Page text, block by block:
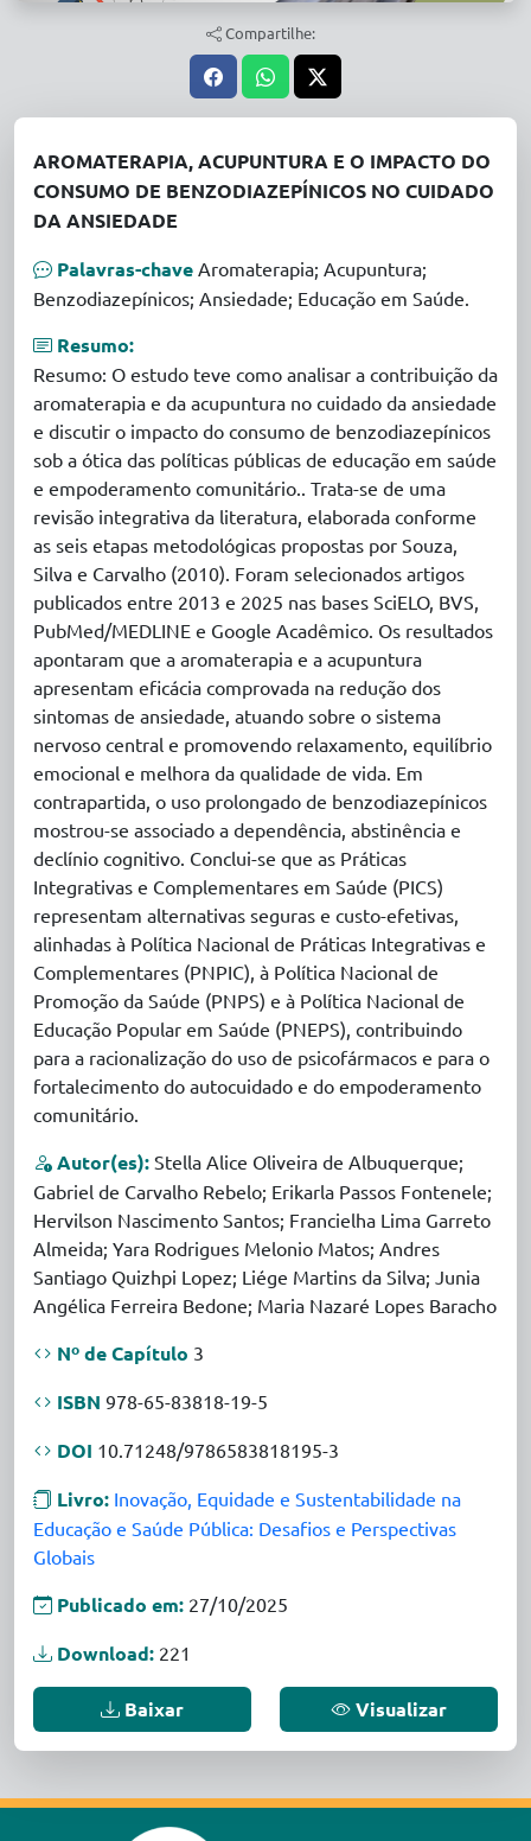
Compartilhe:
AROMATERAPIA, ACUPUNTURA E O IMPACTO DO
CONSUMO DE BENZODIAZEPÍNICOS NO CUIDADO
DA ANSIEDADE
Palavras-chave Aromaterapia; Acupuntura;
Benzodiazepínicos; Ansiedade; Educação em Saúde.
Resumo:
Resumo: O estudo teve como analisar a contribuição da
aromaterapia e da acupuntura no cuidado da ansiedade
e discutir o impacto do consumo de benzodiazepínicos
sob a ótica das políticas públicas de educação em saúde
e empoderamento comunitário.. Trata-se de uma
revisão integrativa da literatura, elaborada conforme
as seis etapas metodológicas propostas por Souza,
Silva e Carvalho (2010). Foram selecionados artigos
publicados entre 2013 e 2025 nas bases SciELO, BVS,
PubMed/MEDLINE e Google Acadêmico. Os resultados
apontaram que a aromaterapia e a acupuntura
apresentam eficácia comprovada na redução dos
sintomas de ansiedade, atuando sobre o sistema
nervoso central e promovendo relaxamento, equilíbrio
emocional e melhora da qualidade de vida. Em
contrapartida, o uso prolongado de benzodiazepínicos
mostrou-se associado a dependência, abstinência e
declínio cognitivo. Conclui-se que as Práticas
Integrativas e Complementares em Saúde (PICS)
representam alternativas seguras e custo-efetivas,
alinhadas à Política Nacional de Práticas Integrativas e
Complementares (PNPIC), à Política Nacional de
Promoção da Saúde (PNPS) e à Política Nacional de
Educação Popular em Saúde (PNEPS), contribuindo
para a racionalização do uso de psicofármacos e para o
fortalecimento do autocuidado e do empoderamento
comunitário.
Autor(es): Stella Alice Oliveira de Albuquerque;
Gabriel de Carvalho Rebelo; Erikarla Passos Fontenele;
Hervilson Nascimento Santos; Francielha Lima Garreto
Almeida; Yara Rodrigues Melonio Matos; Andres
Santiago Quizhpi Lopez; Liége Martins da Silva; Junia
Angélica Ferreira Bedone; Maria Nazaré Lopes Baracho
Nº de Capítulo 3
ISBN 978-65-83818-19-5
DOI 10.71248/9786583818195-3
Livro: Inovação, Equidade e Sustentabilidade na
Educação e Saúde Pública: Desafios e Perspectivas
Globais
Publicado em: 27/10/2025
Download: 221
Baixar Visualizar